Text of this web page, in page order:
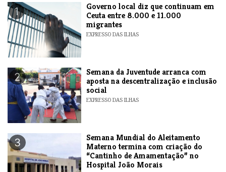
1
​Governo local diz que continuam em
Ceuta entre 8.000 e 11.000
migrantes
EXPRESSO DAS ILHAS
2
Semana da Juventude arranca com
aposta na descentralização e inclusão
social
EXPRESSO DAS ILHAS
3
Semana Mundial do Aleitamento
Materno termina com criação do
“Cantinho de Amamentação” no
Hospital João Morais